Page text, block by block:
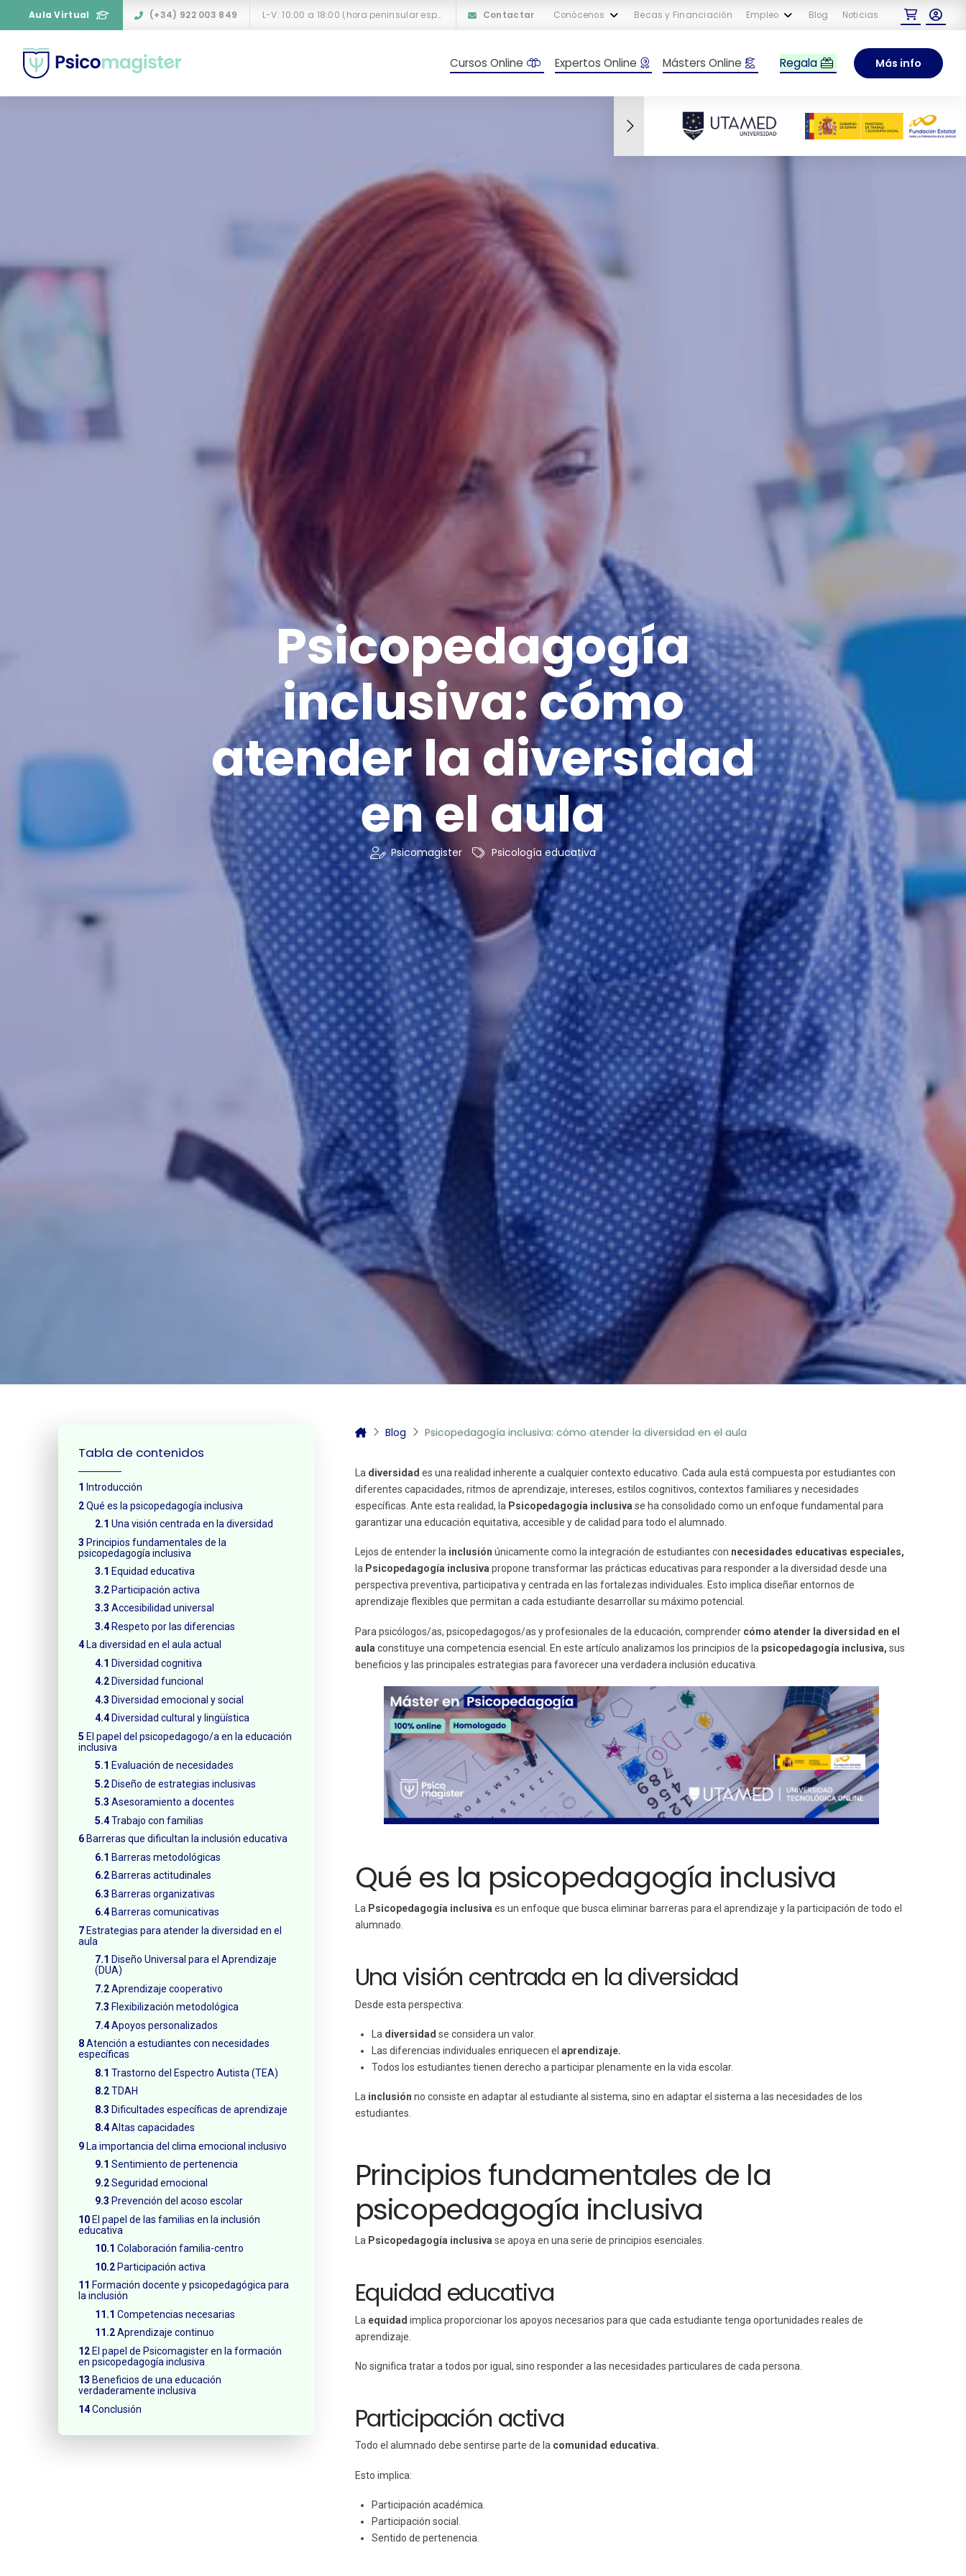
Aula Virtual (+34) 922 003 849 L-V: 10:00 a 18:00 (hora peninsular española) Contactar Conócenos Becas y Financiación Empleo Blog Noticias
Cursos Online Expertos Online Másters Online Regala Más info
Psicopedagogía
inclusiva: cómo
atender la diversidad
en el aula
Psicomagister Psicología educativa
Tabla de contenidos
Introducción
Qué es la psicopedagogía inclusiva
Una visión centrada en la diversidad
Principios fundamentales de la
psicopedagogía inclusiva
Equidad educativa
Participación activa
Accesibilidad universal
Respeto por las diferencias
La diversidad en el aula actual
Diversidad cognitiva
Diversidad funcional
Diversidad emocional y social
Diversidad cultural y lingüística
El papel del psicopedagogo/a en la educación
inclusiva
Evaluación de necesidades
Diseño de estrategias inclusivas
Asesoramiento a docentes
Trabajo con familias
Barreras que dificultan la inclusión educativa
Barreras metodológicas
Barreras actitudinales
Barreras organizativas
Barreras comunicativas
Estrategias para atender la diversidad en el
aula
Diseño Universal para el Aprendizaje
(DUA)
Aprendizaje cooperativo
Flexibilización metodológica
Apoyos personalizados
Atención a estudiantes con necesidades
específicas
Trastorno del Espectro Autista (TEA)
TDAH
Dificultades específicas de aprendizaje
Altas capacidades
La importancia del clima emocional inclusivo
Sentimiento de pertenencia
Seguridad emocional
Prevención del acoso escolar
El papel de las familias en la inclusión
educativa
Colaboración familia-centro
Participación activa
Formación docente y psicopedagógica para
la inclusión
Competencias necesarias
Aprendizaje continuo
El papel de Psicomagister en la formación
en psicopedagogía inclusiva
Beneficios de una educación
verdaderamente inclusiva
Conclusión
Blog Psicopedagogía inclusiva: cómo atender la diversidad en el aula
La diversidad es una realidad inherente a cualquier contexto educativo. Cada aula está compuesta por estudiantes con
diferentes capacidades, ritmos de aprendizaje, intereses, estilos cognitivos, contextos familiares y necesidades
específicas. Ante esta realidad, la Psicopedagogía inclusiva se ha consolidado como un enfoque fundamental para
garantizar una educación equitativa, accesible y de calidad para todo el alumnado.
Lejos de entender la inclusión únicamente como la integración de estudiantes con necesidades educativas especiales,
la Psicopedagogía inclusiva propone transformar las prácticas educativas para responder a la diversidad desde una
perspectiva preventiva, participativa y centrada en las fortalezas individuales. Esto implica diseñar entornos de
aprendizaje flexibles que permitan a cada estudiante desarrollar su máximo potencial.
Para psicólogos/as, psicopedagogos/as y profesionales de la educación, comprender cómo atender la diversidad en el
aula constituye una competencia esencial. En este artículo analizamos los principios de la psicopedagogía inclusiva, sus
beneficios y las principales estrategias para favorecer una verdadera inclusión educativa.
Qué es la psicopedagogía inclusiva
La Psicopedagogía inclusiva es un enfoque que busca eliminar barreras para el aprendizaje y la participación de todo el
alumnado.
Una visión centrada en la diversidad
Desde esta perspectiva:
La diversidad se considera un valor.
Las diferencias individuales enriquecen el aprendizaje.
Todos los estudiantes tienen derecho a participar plenamente en la vida escolar.
La inclusión no consiste en adaptar al estudiante al sistema, sino en adaptar el sistema a las necesidades de los
estudiantes.
Principios fundamentales de la
psicopedagogía inclusiva
La Psicopedagogía inclusiva se apoya en una serie de principios esenciales.
Equidad educativa
La equidad implica proporcionar los apoyos necesarios para que cada estudiante tenga oportunidades reales de
aprendizaje.
No significa tratar a todos por igual, sino responder a las necesidades particulares de cada persona.
Participación activa
Todo el alumnado debe sentirse parte de la comunidad educativa.
Esto implica:
Participación académica.
Participación social.
Sentido de pertenencia.